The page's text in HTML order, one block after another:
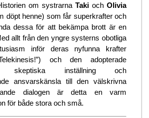
om systrarna Taki och Olivia
döpt henne) som får superkrafter och
dessa för att bekämpa brott är en
allt från den yngre systerns obotliga
inför deras nyfunna krafter
och den adopterade
skeptiska inställning och
ansvarskänsla till den välskrivna
dialogen är detta en varm
för både stora och små.